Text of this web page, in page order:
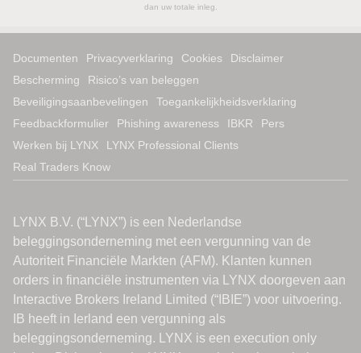
dan uw totale inleg.
Documenten Privacyverklaring Cookies
Disclaimer
Bescherming
Risico’s van beleggen
Beveiligingsaanbevelingen
Toegankelijkheidsverklaring
Feedbackformulier
Phishing awareness IBKR
Pers
Werken bij LYNX
LYNX Professional Clients
Real Traders Know